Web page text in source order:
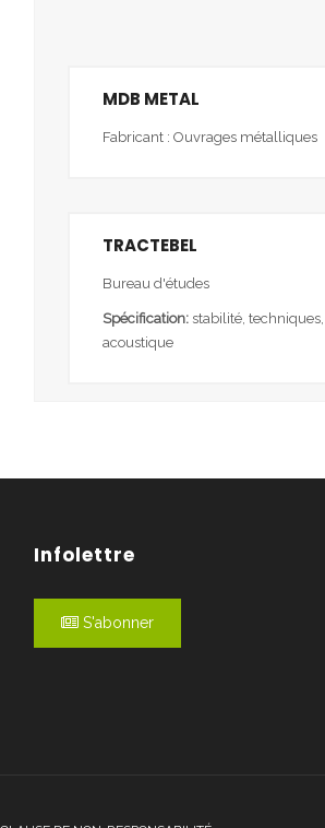
MDB METAL
Fabricant : Ouvrages métalliques
TRACTEBEL
Bureau d'études
Spécification: stabilité, techniques,
acoustique
Infolettre
S'abonner